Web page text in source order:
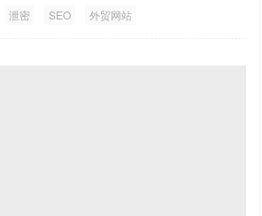
泄密 SEO 外贸网站